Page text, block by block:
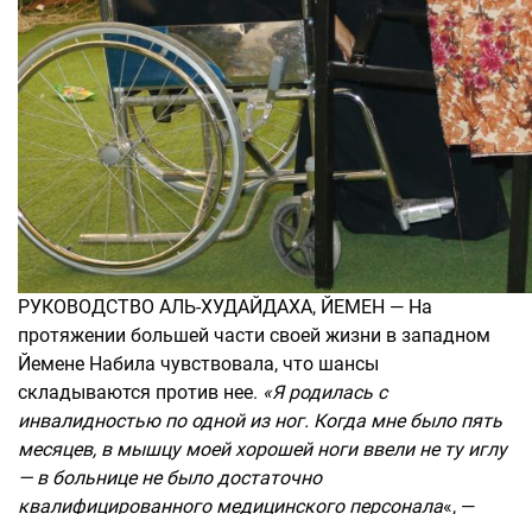
РУКОВОДСТВО АЛЬ-ХУДАЙДАХА, ЙЕМЕН — На
протяжении большей части своей жизни в западном
Йемене Набила чувствовала, что шансы
складываются против нее. «Я родилась с
инвалидностью по одной из ног. Когда мне было пять
месяцев, в мышцу моей хорошей ноги ввели не ту иглу
— в больнице не было достаточно
квалифицированного медицинского персонала«, —